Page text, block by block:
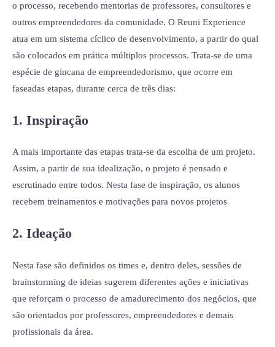
o processo, recebendo mentorias de professores, consultores e
outros empreendedores da comunidade. O Reuni Experience
atua em um sistema cíclico de desenvolvimento, a partir do qual
são colocados em prática múltiplos processos. Trata-se de uma
espécie de gincana de empreendedorismo, que ocorre em
faseadas etapas, durante cerca de três dias:
1. Inspiração
A mais importante das etapas trata-se da escolha de um projeto.
Assim, a partir de sua idealização, o projeto é pensado e
escrutinado entre todos. Nesta fase de inspiração, os alunos
recebem treinamentos e motivações para novos projetos
2. Ideação
Nesta fase são definidos os times e, dentro deles, sessões de
brainstorming de ideias sugerem diferentes ações e iniciativas
que reforçam o processo de amadurecimento dos negócios, que
são orientados por professores, empreendedores e demais
profissionais da área.